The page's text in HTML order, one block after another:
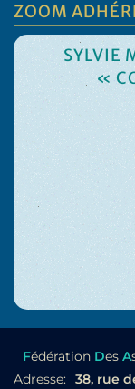
ZOOM
SYLVIE
«
Fédération Des A
Adresse:
38, rue